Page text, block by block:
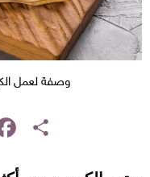
وصفة لعمل
Share